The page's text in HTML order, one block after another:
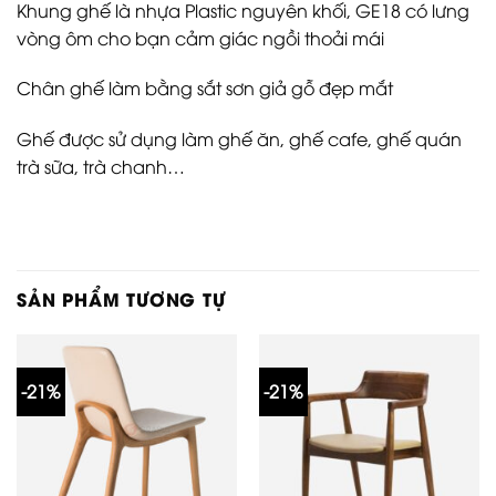
Khung ghế là nhựa Plastic nguyên khối, GE18 có lưng
vòng ôm cho bạn cảm giác ngồi thoải mái
Chân ghế làm bằng sắt sơn giả gỗ đẹp mắt
Ghế được sử dụng làm ghế ăn, ghế cafe, ghế quán
trà sữa, trà chanh…
SẢN PHẨM TƯƠNG TỰ
-21% -21%